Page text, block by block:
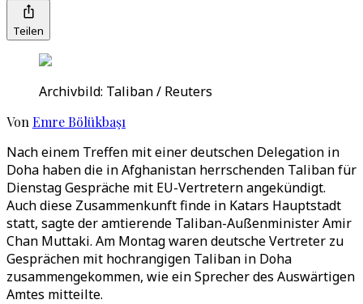
Teilen
Archivbild: Taliban / Reuters
Von Emre Bölükbaşı
Nach einem Treffen mit einer deutschen Delegation in
Doha haben die in Afghanistan herrschenden Taliban für
Dienstag Gespräche mit EU-Vertretern angekündigt.
Auch diese Zusammenkunft finde in Katars Hauptstadt
statt, sagte der amtierende Taliban-Außenminister Amir
Chan Muttaki. Am Montag waren deutsche Vertreter zu
Gesprächen mit hochrangigen Taliban in Doha
zusammengekommen, wie ein Sprecher des Auswärtigen
Amtes mitteilte.